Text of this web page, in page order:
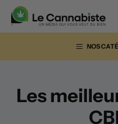
Aller
contenu
NOS
Les